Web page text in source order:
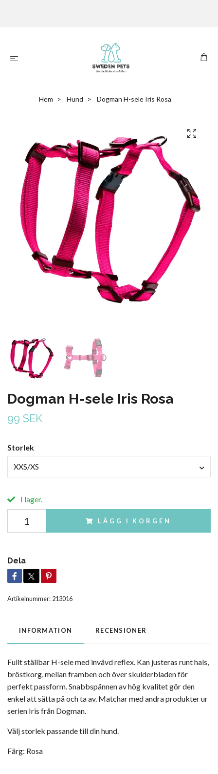
Hem Hund Dogman H-sele Iris Rosa
Dogman H-sele Iris Rosa
99 SEK
Storlek
XXS/XS
I lager.
LÄGG I KORGEN
Dela
Artikelnummer: 213016
INFORMATION RECENSIONER
Fullt ställbar H-sele med invävd reflex. Kan justeras runt hals,
bröstkorg, mellan framben och över skulderbladen för
perfekt passform. Snabbspännen av hög kvalitet gör den
enkel att sätta på och ta av. Matchar med andra produkter ur
serien Iris från Dogman.
Välj storlek passande till din hund.
Färg: Rosa